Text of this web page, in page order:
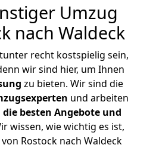
Umzug
nach Waldeck
recht kostspielig sein,
wir sind hier, um Ihnen
zu bieten. Wir sind die
und arbeiten
die besten Angebote und
wissen, wie wichtig es ist,
Rostock nach Waldeck